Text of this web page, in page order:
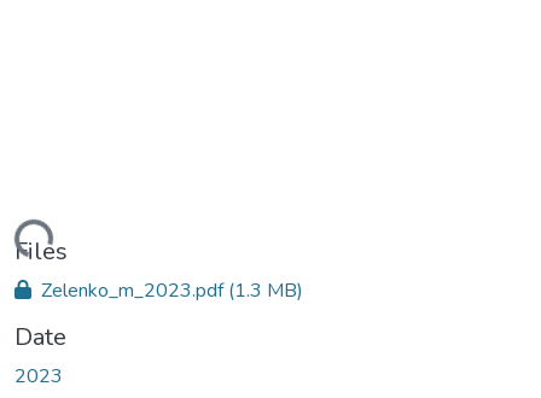
Files
Zelenko_m_2023.pdf(1.3 MB)
Date
2023